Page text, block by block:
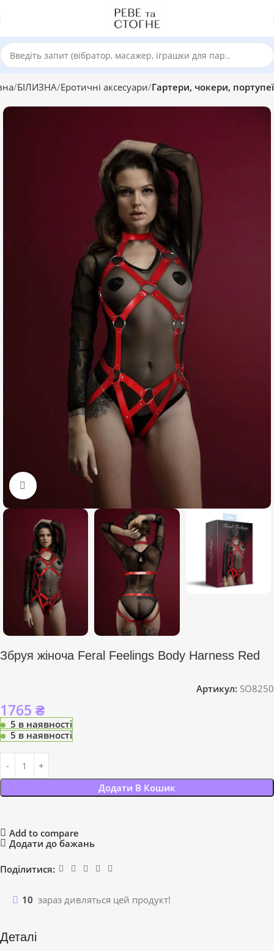
БІЛИЗНА Еротичні аксесуари Гартери, чокери, портупеї
Click to enlarge
Збруя жіноча Feral Feelings Body Harness Red
Артикул: SO8250
1765 ₴
5 в наявності
5 в наявності
Додати В Кошик
Add to compare
Додати до бажань
Поділитися:
10 зараз дивляться цей продукт!
Деталі